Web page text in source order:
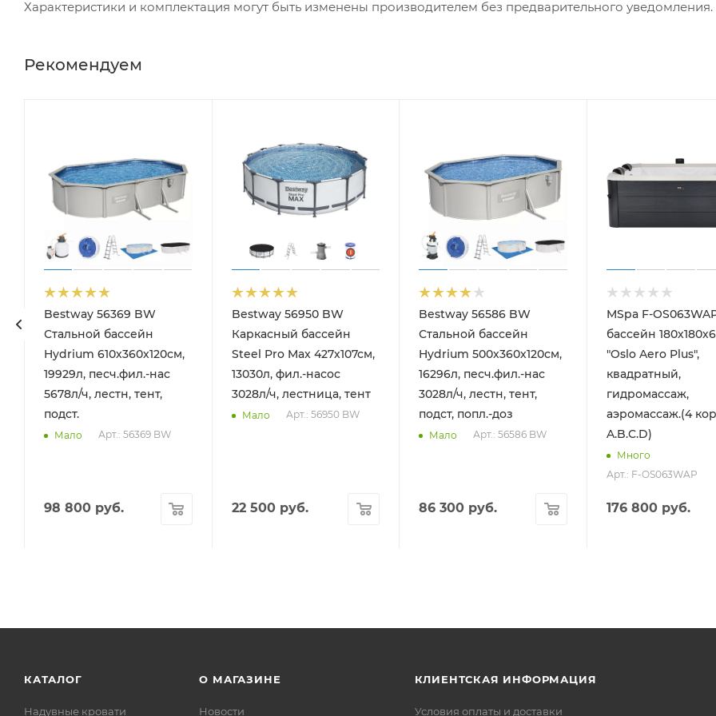
Характеристики и комплектация могут быть изменены производителем без предварительного уведомления.
Рекомендуем
Bestway 56369 BW
Стальной бассейн
Hydrium 610х360х120см,
19929л, песч.фил.-нас
5678л/ч, лестн, тент,
подст.
Мало Арт.: 56369 BW
98 800руб.
Bestway 56950 BW
Каркасный бассейн
Steel Pro Max 427х107см,
13030л, фил.-насос
3028л/ч, лестница, тент
Мало Арт.: 56950 BW
22 500руб.
Bestway 56586 BW
Стальной бассейн
Hydrium 500х360х120см,
16296л, песч.фил.-нас
3028л/ч, лестн, тент,
подст, попл.-доз
Мало Арт.: 56586 BW
86 300 руб.
MSpa F-
бассейн
"Oslo Aero Plus",
квадратный,
гидромассаж,
аэромассаж.(4
A.B.C.D)
Много
Арт.: F-OS063WAP
176 800 руб.
КАТАЛОГ
Надувные кровати
О МАГАЗИНЕ
Новости
КЛИЕНТСКАЯ ИНФОРМАЦИЯ
Условия оплаты и доставки